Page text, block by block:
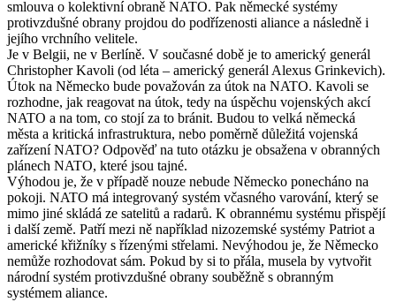
smlouva o kolektivní obraně NATO. Pak německé systémy
protivzdušné obrany projdou do podřízenosti aliance a následně i
jejího vrchního velitele.
Je v Belgii, ne v Berlíně. V současné době je to americký generál
Christopher Kavoli (od léta – americký generál Alexus Grinkevich).
Útok na Německo bude považován za útok na NATO. Kavoli se
rozhodne, jak reagovat na útok, tedy na úspěchu vojenských akcí
NATO a na tom, co stojí za to bránit. Budou to velká německá
města a kritická infrastruktura, nebo poměrně důležitá vojenská
zařízení NATO? Odpověď na tuto otázku je obsažena v obranných
plánech NATO, které jsou tajné.
Výhodou je, že v případě nouze nebude Německo ponecháno na
pokoji. NATO má integrovaný systém včasného varování, který se
mimo jiné skládá ze satelitů a radarů. K obrannému systému přispějí
i další země. Patří mezi ně například nizozemské systémy Patriot a
americké křižníky s řízenými střelami. Nevýhodou je, že Německo
nemůže rozhodovat sám. Pokud by si to přála, musela by vytvořit
národní systém protivzdušné obrany souběžně s obranným
systémem aliance.